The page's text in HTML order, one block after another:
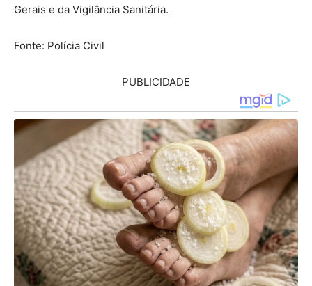
Gerais e da Vigilância Sanitária.
Fonte: Polícia Civil
PUBLICIDADE